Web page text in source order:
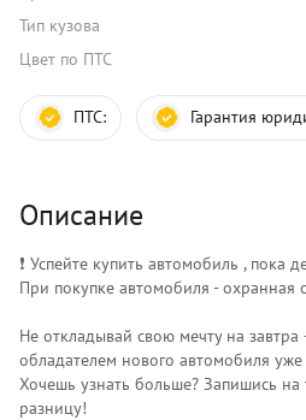
Тип кузова
Цвет по ПТС
ПТС: Гарантия
Описание
❗️ Успейте купить автомобиль , пока
При покупке автомобиля - охранная
Не откладывай свою мечту на завтра
обладателем нового автомобиля уже
Хочешь узнать больше? Запишись на
разницу!